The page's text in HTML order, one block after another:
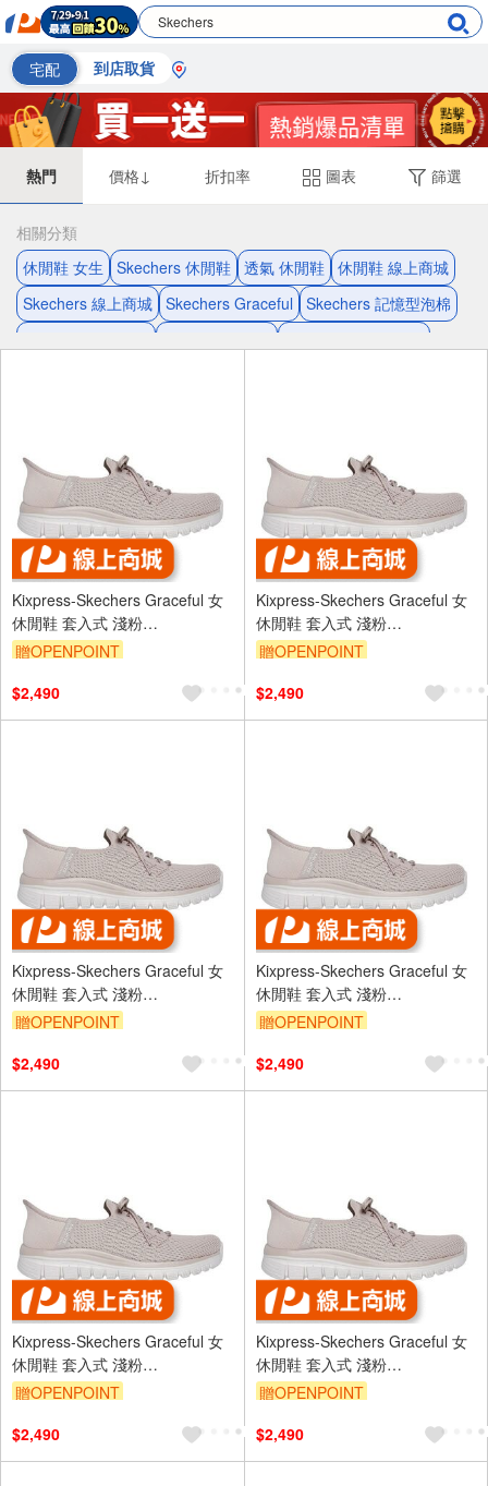
宅配 到店取貨
熱門 價格↓ 折扣率 圖表 篩選
相關分類
休閒鞋 女生
Skechers 休閒鞋 透氣 休閒鞋 休閒鞋 線上商城
Skechers 線上商城 Skechers Graceful
Skechers 記憶型泡棉
Kixpress-Skechers Graceful 女
休閒鞋 套入式 淺粉
[100736TPE]
贈OPENPOINT
$2,490
Kixpress-Skechers Graceful 女
休閒鞋 套入式 淺粉
[100736TPE]
贈OPENPOINT
$2,490
Kixpress-Skechers Graceful 女
休閒鞋 套入式 淺粉
[100736TPE]
贈OPENPOINT
$2,490
Kixpress-Skechers Graceful 女
休閒鞋 套入式 淺粉
[100736TPE]
贈OPENPOINT
$2,490
Kixpress-Skechers Graceful 女
休閒鞋 套入式 淺粉
[100736TPE]
贈OPENPOINT
$2,490
Kixpress-Skechers Graceful 女
休閒鞋 套入式 淺粉
[100736TPE]
贈OPENPOINT
$2,490